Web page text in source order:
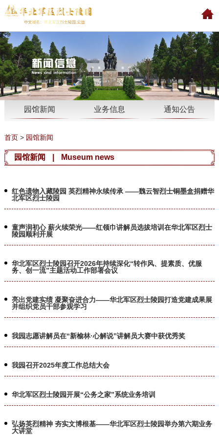
园馆新闻 业务信息 通知公告
首页 >园馆新闻
园馆新闻 Museum news
红色遗物入藏陵园 英烈精神永续传承 ——魏云智烈士铜墨盒捐赠华
北军区烈士陵园
童声润初心 薪火续荣光——红领巾讲解员选拔培训在华北军区烈士
陵园顺利开展
华北军区烈士陵园召开2026年持续深化“转作风、提素质、优服
务、创一流”主题活动工作部署会议
亮出党建实绩 凝聚奋进合力——华北军区烈士陵园打造党建成果展
并组织党员干部参观学习
我园志愿讲解员在“新榆林·心解说”讲解员大赛中获优秀奖
我园召开2025年度工作总结大会
华北军区烈士陵园开展“公务之家”系统业务培训
弘扬英烈精神 夯实文博根基——华北军区烈士陵园举办第六期业务
大讲堂